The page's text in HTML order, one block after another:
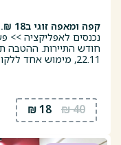
קפה ומאפה זוגי ב18 ₪.
נכנסים לאפליקציה >>
22.11, מימוש אחד ללקוח.
40 ₪
18 ₪